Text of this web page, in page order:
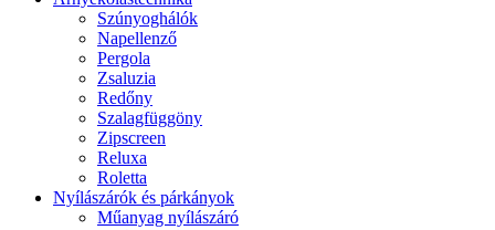
Szúnyoghálók
Napellenző
Pergola
Zsaluzia
Redőny
Szalagfüggöny
Zipscreen
Reluxa
Roletta
Nyílászárók és párkányok
Műanyag nyílászáró